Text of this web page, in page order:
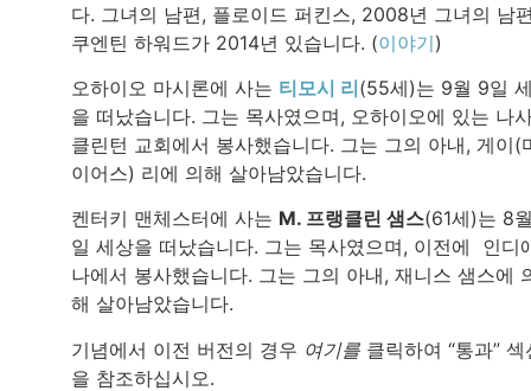
다. 그녀의 남편, 플로이드 퍼킨스, 2008년 그녀의 남
쿠엔틴 하워드가 2014년 있습니다. (이야기)
오하이오 마시론에 사는 티모시 리(55세)는 9월 9일
을 떠났습니다. 그는 목사였으며, 오하이오에 있는 나
클린턴 교회에서 봉사했습니다. 그는 그의 아내, 게이(
이어스) 리에 의해 살아남았습니다.
켄터키 맨체스터에 사는 M. 프랭클린 샘스(61세)는 8
일 세상을 떠났습니다. 그는 목사였으며, 이전에 인디
나에서 봉사했습니다. 그는 그의 아내, 재니스 샘스에
해 살아남았습니다.
기념에서 이전 버전의 경우 여기를 클릭하여 “통과” 섹
을 참조하십시오.